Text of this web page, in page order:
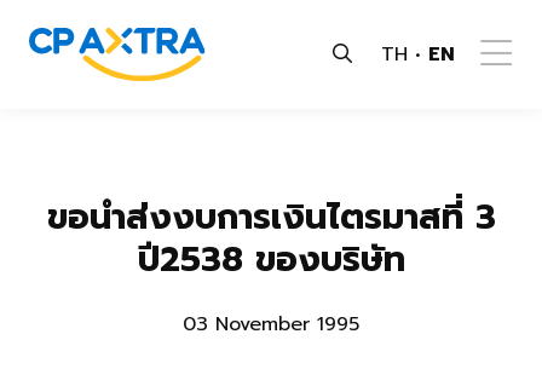
TH EN
ขอนำส่งงบการเงินไตรมาสที่ 3
ปี2538 ของบริษัท
03 November 1995